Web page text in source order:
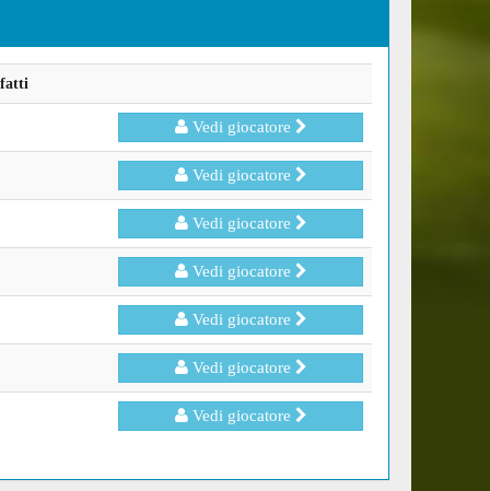
Vedi giocatore
Vedi giocatore
Vedi giocatore
Vedi giocatore
Vedi giocatore
Vedi giocatore
Vedi giocatore